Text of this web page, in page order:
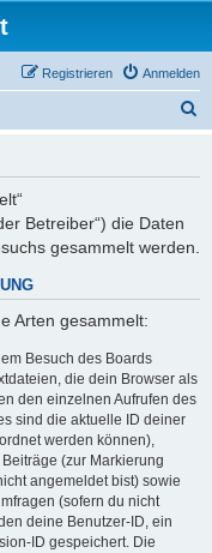
Anmelden
Registrieren
Betreiber“) die Daten
gesammelt werden.
Arten gesammelt:
Besuch des Boards
die dein Browser als
den einzelnen Aufrufen des
sind die aktuelle ID deiner
werden können),
(zur Markierung
angemeldet bist) sowie
(sofern du nicht
deine Benutzer-ID, ein
ID gespeichert. Die